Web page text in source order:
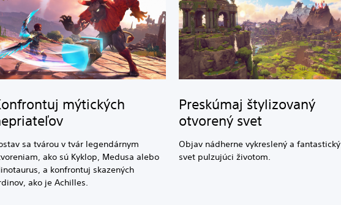
mýtických
sa tvárou v tvár legendárnym
ako sú Kyklop, Medusa alebo
a konfrontuj skazených
ako je Achilles.
Preskúmaj štylizovaný
otvorený svet
Objav nádherne vykreslený a fantastický
svet pulzujúci životom.